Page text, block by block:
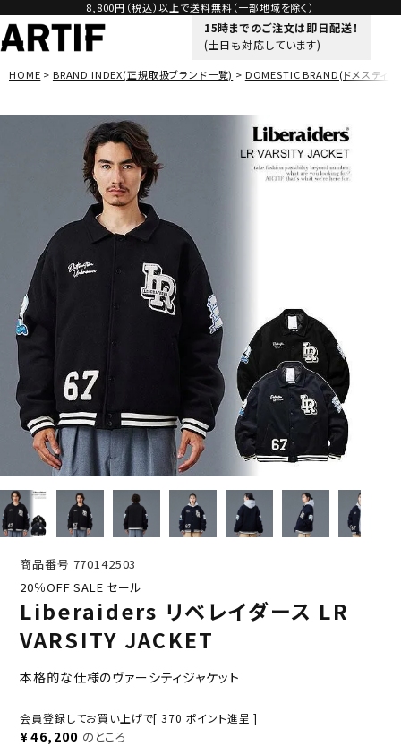
8,800円（税込）以上で送料無料（一部地域を除く）
15時までのご注文は即日配送！
(土日も対応しています)
HOME BRAND INDEX(正規取扱ブランド一覧) DOMESTIC BRAND(ドメスティッ
商品番号 770142503
20％OFF SALE セール
Liberaiders リベレイダース LR
VARSITY JACKET
本格的な仕様のヴァーシティジャケット
会員登録してお買い上げで[ 370 ポイント進呈 ]
¥46,200 のところ